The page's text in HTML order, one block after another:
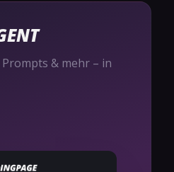
& mehr – in